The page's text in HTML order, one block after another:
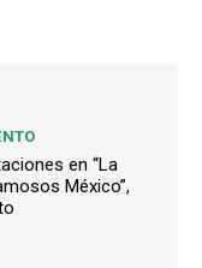
en “La
México”,